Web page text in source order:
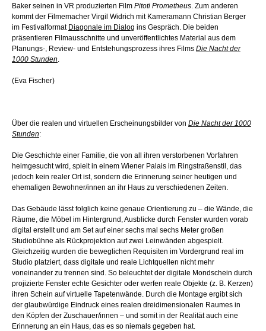
Baker seinen in VR produzierten Film Pitoti Prometheus. Zum anderen
kommt der Filmemacher Virgil Widrich mit Kameramann Christian Berger
im Festivalformat Diagonale im Dialog ins Gespräch. Die beiden
präsentieren Filmausschnitte und unveröffentlichtes Material aus dem
Planungs-, Review- und Entstehungsprozess ihres Films Die Nacht der
1000 Stunden.
(Eva Fischer)
Über die realen und virtuellen Erscheinungsbilder von Die Nacht der 1000
Stunden:
Die Geschichte einer Familie, die von all ihren verstorbenen Vorfahren
heimgesucht wird, spielt in einem Wiener Palais im Ringstraßenstil, das
jedoch kein realer Ort ist, sondern die Erinnerung seiner heutigen und
ehemaligen Bewohner/innen an ihr Haus zu verschiedenen Zeiten.
Das Gebäude lässt folglich keine genaue Orientierung zu – die Wände, die
Räume, die Möbel im Hintergrund, Ausblicke durch Fenster wurden vorab
digital erstellt und am Set auf einer sechs mal sechs Meter großen
Studiobühne als Rückprojektion auf zwei Leinwänden abgespielt.
Gleichzeitig wurden die beweglichen Requisiten im Vordergrund real im
Studio platziert, dass digitale und reale Lichtquellen nicht mehr
voneinander zu trennen sind. So beleuchtet der digitale Mondschein durch
projizierte Fenster echte Gesichter oder werfen reale Objekte (z. B. Kerzen)
ihren Schein auf virtuelle Tapetenwände. Durch die Montage ergibt sich
der glaubwürdige Eindruck eines realen dreidimensionalen Raumes in
den Köpfen der Zuschauer/innen – und somit in der Realität auch eine
Erinnerung an ein Haus, das es so niemals gegeben hat.